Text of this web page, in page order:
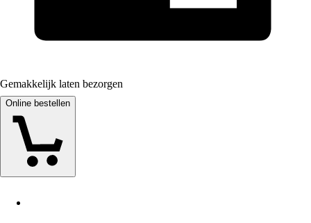
Gemakkelijk laten bezorgen
Online bestellen